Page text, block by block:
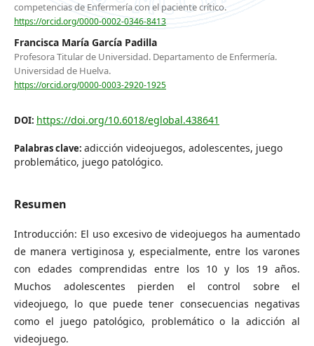
competencias de Enfermería con el paciente crítico.
https://orcid.org/0000-0002-0346-8413
Francisca María García Padilla
Profesora Titular de Universidad. Departamento de Enfermería.
Universidad de Huelva.
https://orcid.org/0000-0003-2920-1925
DOI: https://doi.org/10.6018/eglobal.438641
Palabras clave: adicción videojuegos, adolescentes, juego
problemático, juego patológico.
Resumen
Introducción: El uso excesivo de videojuegos ha aumentado
de manera vertiginosa y, especialmente, entre los varones
con edades comprendidas entre los 10 y los 19 años.
Muchos adolescentes pierden el control sobre el
videojuego, lo que puede tener consecuencias negativas
como el juego patológico, problemático o la adicción al
videojuego.